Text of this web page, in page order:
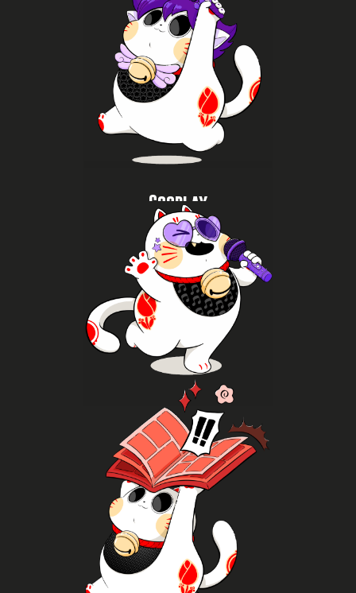
Cosplay
Bekijk indrukwekkende cosplays, ontmoet je
favoriete personages, doe mee aan of geniet van
cosplay contests en catwalks, maak foto’s en
ontdek cosplay als onderdeel van de Aziatische
popcultuur.
Bekijk het hier
K-pop
K-popfans kunnen hier volop genieten. Bekijk
danscovergroepen, doe mee aan workshops en
spontane danssessies, koop albums en lightsticks,
en ontmoet medefans van je favoriete artiesten.
Doe mee
Ontmoet mangaka’s en artists, koop prints,
commissions en signed artwork, blader door
boeken uit verschillende genres en van
verschillende uitgevers, en nog veel meer
Meer lezen